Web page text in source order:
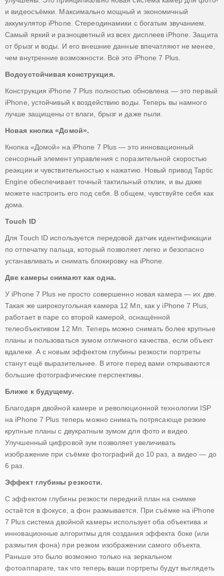
iPhone 7
iPhone 6s plus
iPhone 6 plus
iPhone 6
iPhone SE
iPhone 5c
iPhone 5s
iPhone 4s
и видеосъёмки. Максимально мощный и экономичный
аккумулятор iPhone. Стереодинамики с богатым звучанием.
Самый яркий и разноцветный из всех дисплеев iPhone. Защита
от брызг и воды. И его внешние данные впечатляют не менее,
чем внутренние возможности. Всё это iPhone 7 Plus.
Водоустойчивая конструкция.
Конструкция iPhone 7 Plus полностью обновлена — это первый
iPhone, устойчивый к воздействию воды. Теперь вы намного
лучше защищены от влаги, брызг и даже пыли.
Новая кнопка «Домой».
Кнопка «Домой» на iPhone 7 Plus — это инновационный
сенсорный элемент управления с поразительной скоростью
реакции и чувствительностью к нажатию. Новый привод Taptic
Engine обеспечивает точный тактильный отклик, и вы даже
можете настроить его под себя. В общем, чувствуйте себя как
дома.
Touch ID
Для Touch ID используется передовой датчик идентификации
по отпечатку пальца, который позволяет легко и безопасно
устанавливать и снимать блокировку на iPhone.
Две камеры снимают как одна.
У iPhone 7 Plus не просто совершенно новая камера — их две.
Такая же широкоугольная камера 12 Мп, как у iPhone 7 Plus,
работает в паре со второй камерой, оснащённой
телеобъективом 12 Мп. Теперь можно снимать более крупные
планы и пользоваться зумом отличного качества, если объект
вдалеке. А с новым эффектом глубины резкости портреты
станут ещё выразительнее. В итоге перед вами открываются
большие фотографические перспективы.
Ближе к будущему.
Благодаря двойной камере и революционной технологии ISP
на iPhone 7 Plus теперь можно снимать потрясающе резкие
крупные планы с двукратным зумом для фото и видео.
Улучшенный цифровой зум позволяет увеличивать
изображение при съёмке фотографий до 10 раз, а видео — до
6 раз.
Эффект глубины резкости.
С эффектом глубины резкости передний план на снимке
остаётся в фокусе, а фон размывается. При съёмке на iPhone
7 Plus система двойной камеры использует оба объектива и
инновационные алгоритмы для создания эффекта боке (или
размытия фона) при резком изображении самого объекта.
Раньше это было возможно только на зеркальном
фотоаппарате, так что теперь ваши портреты будут выглядеть